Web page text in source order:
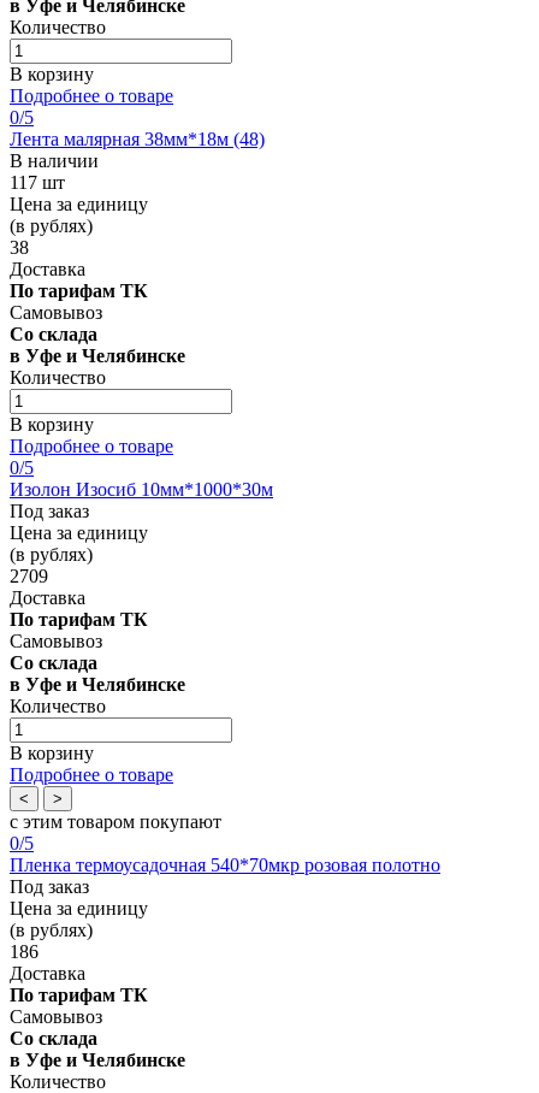
в Уфе и Челябинске
Количество
В корзину
Подробнее о товаре
0/5
Лента малярная 38мм*18м (48)
В наличии
117 шт
Цена за единицу
(в рублях)
38
Доставка
По тарифам ТК
Самовывоз
Со склада
в Уфе и Челябинске
Количество
В корзину
Подробнее о товаре
0/5
Изолон Изосиб 10мм*1000*30м
Под заказ
Цена за единицу
(в рублях)
2709
Доставка
По тарифам ТК
Самовывоз
Со склада
в Уфе и Челябинске
Количество
В корзину
Подробнее о товаре
< >
с этим товаром покупают
0/5
Пленка термоусадочная 540*70мкр розовая полотно
Под заказ
Цена за единицу
(в рублях)
186
Доставка
По тарифам ТК
Самовывоз
Со склада
в Уфе и Челябинске
Количество